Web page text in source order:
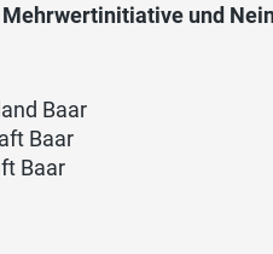
und
Baar
Baar
Baar